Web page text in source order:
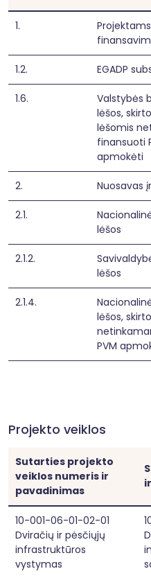
tinko dalį
6,618 km pėsčiųjų ir
Projektas visiškai
principams
nediskriminuojama
skatinama lygybė,
užtikrinama atitiktis
neprieštarauja
reikalavimams dėl
Sąjungos
laikymosi.
1.
1.2. EGADP
1.6.
Valstybės
lėšos,
lėšomis
finansuoti
apmokėti
2. Nuosavas
2.1.
lėšos
2.1.2.
lėšos
2.1.4.
lėšos,
PVM
Projekto veiklos
Sutarties projekto
veiklos numeris ir
pavadinimas
10-001-06-01-02-01
Dviračių ir pėsčiųjų
infrastruktūros
vystymas